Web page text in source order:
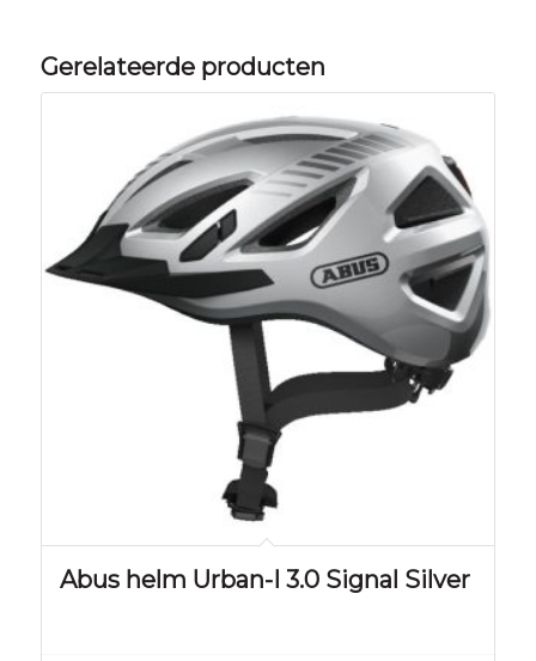
Gerelateerde producten
Abus helm Urban-I 3.0 Signal Silver